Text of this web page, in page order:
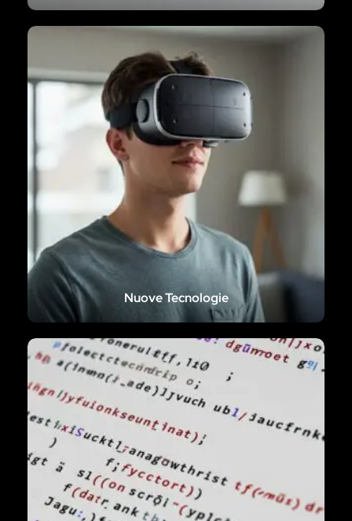
Nuove Tecnologie